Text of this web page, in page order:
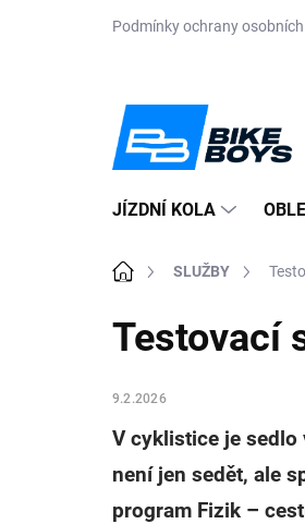
Podmínky ochrany
JÍZDNÍ KOLA
Domů SLUŽBY
Testovací
9.2.2026
V cyklistice je
není jen sedět, ale
program Fizik –